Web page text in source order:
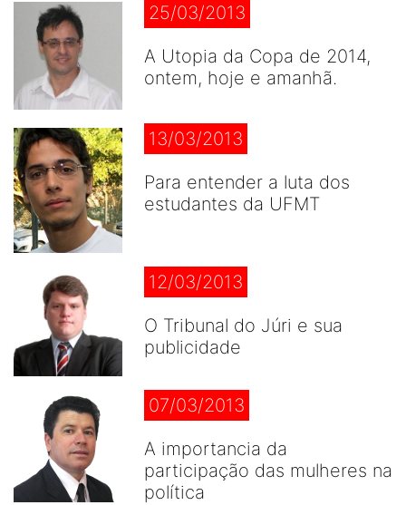
25/03/2013
A Utopia da Copa de 2014,
ontem, hoje e amanhã.
13/03/2013
Para entender a luta dos
estudantes da UFMT
12/03/2013
O Tribunal do Júri e sua
publicidade
07/03/2013
A importancia da
participação das mulheres na
política